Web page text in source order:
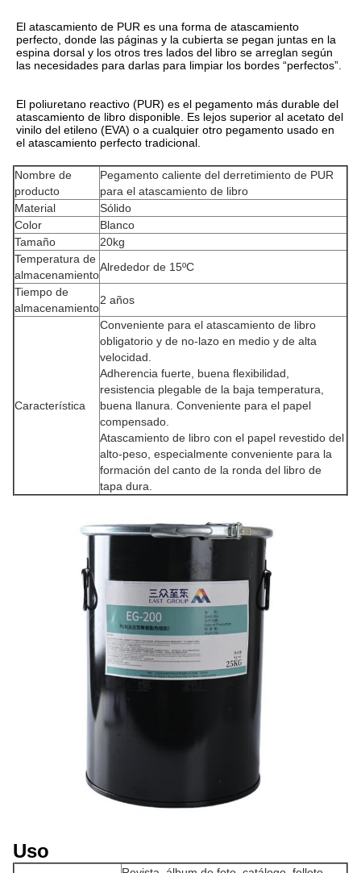
El atascamiento de PUR es una forma de atascamiento
perfecto, donde las páginas y la cubierta se pegan juntas en la
espina dorsal y los otros tres lados del libro se arreglan según
las necesidades para darlas para limpiar los bordes “perfectos”.
El poliuretano reactivo (PUR) es el pegamento más durable del
atascamiento de libro disponible. Es lejos superior al acetato del
vinilo del etileno (EVA) o a cualquier otro pegamento usado en
el atascamiento perfecto tradicional.
Nombre de
producto
Pegamento caliente del derretimiento de PUR
para el atascamiento de libro
Material
Sólido
Color
Blanco
Tamaño
20kg
Temperatura de
almacenamiento
Alrededor de 15ºC
Tiempo de
almacenamiento
2 años
Característica
Conveniente para el atascamiento de libro
obligatorio y de no-lazo en medio y de alta
velocidad.
Adherencia fuerte, buena flexibilidad,
resistencia plegable de la baja temperatura,
buena llanura. Conveniente para el papel
compensado.
Atascamiento de libro con el papel revestido del
alto-peso, especialmente conveniente para la
formación del canto de la ronda del libro de
tapa dura.
Uso